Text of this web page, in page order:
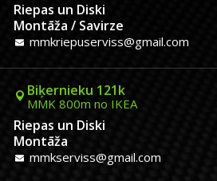
Riepas un Diski
Montāža / Savirze
mmkriepuserviss@gmail.com
Biķernieku 121k
MMK 800m no IKEA
Riepas un Diski
Montāža
mmkserviss@gmail.com